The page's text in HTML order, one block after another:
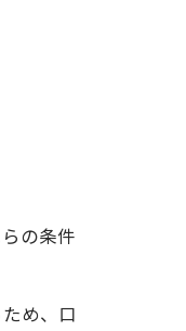
の条件
め、口